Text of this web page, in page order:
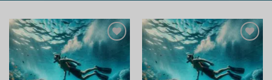
à la liste
de
souhaits
à la liste
de
souhaits